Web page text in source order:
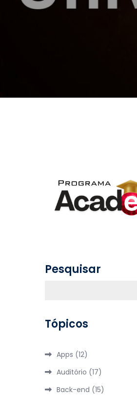
Pesquisar
Tópicos
Apps (12)
Auditório (17)
Back-end (15)